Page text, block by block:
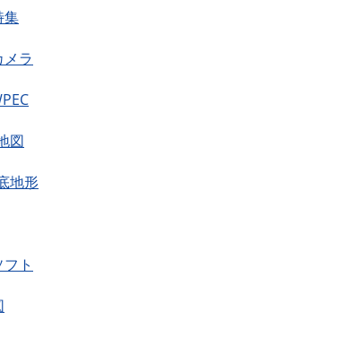
集
ラ
図
地形
ト